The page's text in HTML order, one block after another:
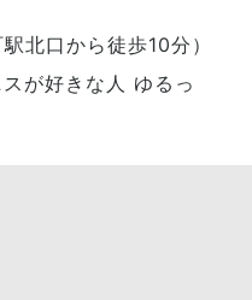
北口から徒歩10分）
が好きな人 ゆるっ